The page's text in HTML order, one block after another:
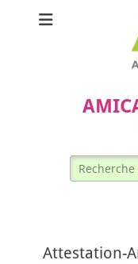
Rechercher :
Attestation-